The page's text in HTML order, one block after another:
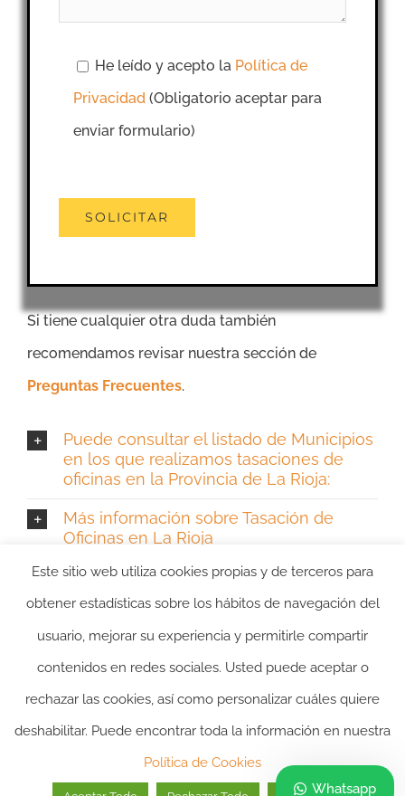
He leído y acepto la Política de
Privacidad (Obligatorio aceptar para
enviar formulario)
Si tiene cualquier otra duda también
recomendamos revisar nuestra sección de
Preguntas Frecuentes.
Puede consultar el listado de Municipios
en los que realizamos tasaciones de
oficinas en la Provincia de La Rioja:
Más información sobre Tasación de
Oficinas en La Rioja
COOKIES|AVISO LEGAL
Este sitio web utiliza cookies propias y de terceros para
obtener estadísticas sobre los hábitos de navegación del
usuario, mejorar su experiencia y permitirle compartir
contenidos en redes sociales. Usted puede aceptar o
rechazar las cookies, así como personalizar cuáles quiere
deshabilitar. Puede encontrar toda la información en nuestra
Política de Cookies
Whatsapp